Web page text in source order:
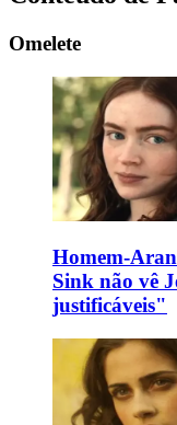
Omelete
Homem-
Sink não vê
justificáveis"